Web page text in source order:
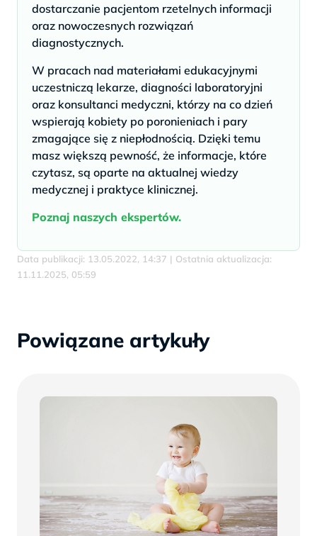
dostarczanie pacjentom rzetelnych informacji
oraz nowoczesnych rozwiązań
diagnostycznych.
W pracach nad materiałami edukacyjnymi
uczestniczą lekarze, diagności laboratoryjni
oraz konsultanci medyczni, którzy na co dzień
wspierają kobiety po poronieniach i pary
zmagające się z niepłodnością. Dzięki temu
masz większą pewność, że informacje, które
czytasz, są oparte na aktualnej wiedzy
medycznej i praktyce klinicznej.
Poznaj naszych ekspertów.
Data publikacji: 13.05.2022, 14:37 | Ostatnia aktualizacja:
11.11.2025, 05:59
Powiązane artykuły